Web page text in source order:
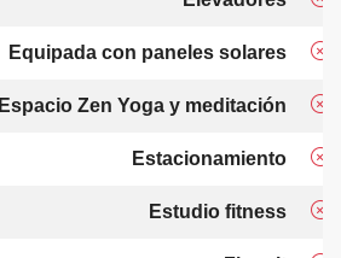
Equipada con paneles solares
Espacio Zen Yoga y meditación
Estacionamiento
Estudio fitness